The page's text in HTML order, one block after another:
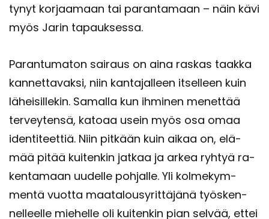
ty­nyt kor­jaa­maan tai pa­ran­ta­maan – näin kävi
myös Jarin ta­pauk­ses­sa.
Pa­ran­tu­ma­ton sai­raus on aina ras­kas taak­ka
kan­net­ta­vak­si, niin kan­ta­jal­leen it­sel­leen kuin
lä­hei­sil­le­kin. Sa­mal­la kun ih­mi­nen me­net­tää
ter­vey­ten­sä, ka­to­aa usein myös osa omaa
iden­ti­teet­tiä. Niin pit­kään kuin aikaa on, elä­
mää pitää kui­ten­kin jat­kaa ja arkea ryh­tyä ra­
ken­ta­maan uu­del­le poh­jal­le. Yli kol­me­kym­
men­tä vuot­ta maa­ta­lous­yrit­tä­jä­nä työs­ken­
nel­leel­le mie­hel­le oli kui­ten­kin pian sel­vää, ettei